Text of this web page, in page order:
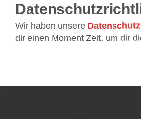
Wir haben unsere
dir einen Moment Zeit, um dir